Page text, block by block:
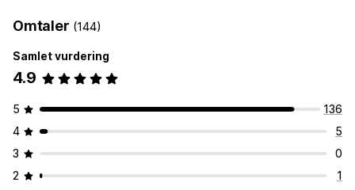
Omtaler (144)
Samlet vurdering
4.9
5
136
4
5
3
0
2
1